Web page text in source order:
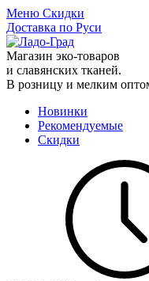
Меню Скидки
Доставка по Руси
Магазин эко-товаров
и славянских тканей.
В розницу и мелким
Новинки
Рекомендуемые
Скидки